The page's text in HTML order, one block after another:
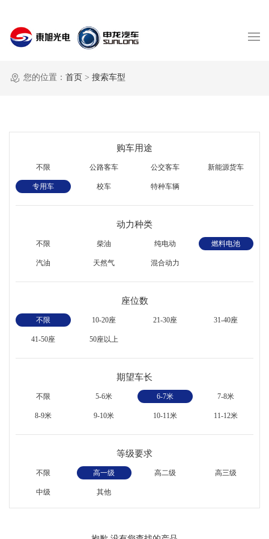
您的位置： 首页 > 搜索车型
购车用途
不限 公路客车 公交客车 新能源货车
专用车 校车 特种车辆
动力种类
不限 柴油 纯电动 燃料电池
汽油 天然气 混合动力
座位数
不限 10-20座 21-30座 31-40座
41-50座 50座以上
期望车长
不限 5-6米 6-7米 7-8米
8-9米 9-10米 10-11米 11-12米
等级要求
不限 高一级 高二级 高三级
中级 其他